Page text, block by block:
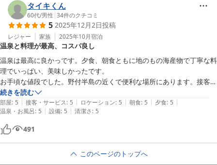
タイキくん
60代/男性 |34件のクチコミ
5 2025年12月2日投稿
レジャー 家族 2025年10月宿泊
温泉と料理が最高、コスパ良し
温泉は最高に良かっです。夕食、朝食ともに地のもの海産物で丁寧な料
理でいっぱい、美味しかったです。
お手頃な値段でした。野付半島の近くで便利な場所にあります。接客も
丁寧な対応で良かったです。和室も綺麗でゆっくりくつろげました。
続きを読む
部屋: 5 | 接客・サービス: 5 | ロケーション: 5 | 朝食: 5 | 夕食: 5 |
温泉・お風呂: 5 | 設備: 5 | 清潔さ: 5
491
このページのトップへ